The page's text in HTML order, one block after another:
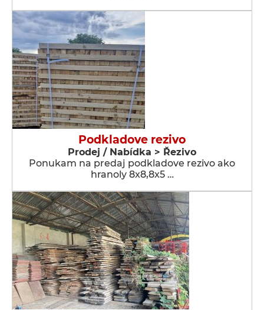
Podkladove rezivo
Prodej / Nabídka > Řezivo
Ponukam na predaj podkladove rezivo ako
hranoly 8x8,8x5 …